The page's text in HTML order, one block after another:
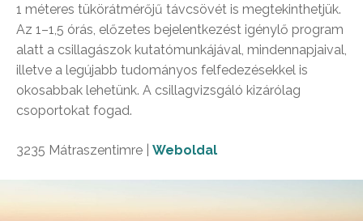
1 méteres tükörátmérőjű távcsövét is megtekinthetjük.
Az 1–1,5 órás, előzetes bejelentkezést igénylő program
alatt a csillagászok kutatómunkájával, mindennapjaival,
illetve a legújabb tudományos felfedezésekkel is
okosabbak lehetünk. A csillagvizsgáló kizárólag
csoportokat fogad.
3235 Mátraszentimre | Weboldal